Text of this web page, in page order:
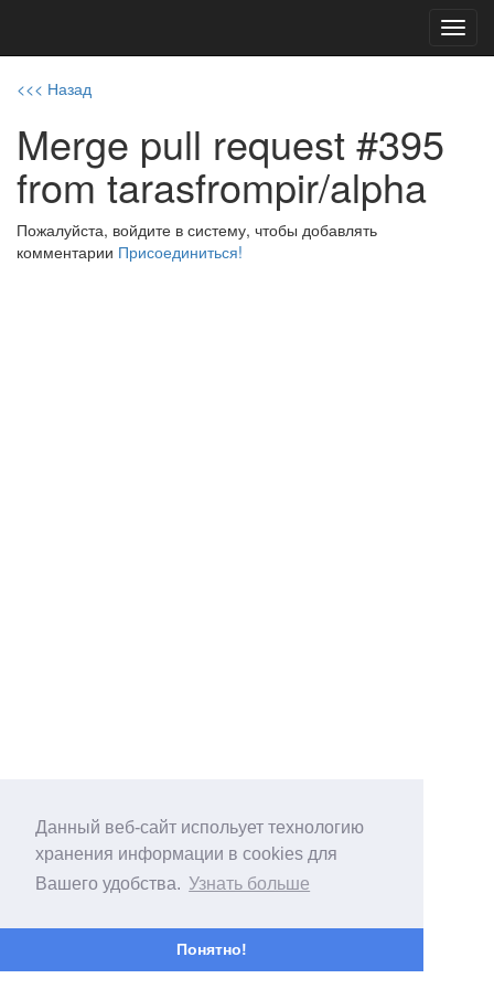
Данный веб-сайт испольует технологию
хранения информации в cookies для
Вашего удобства. Узнать больше
Понятно!
<<< Назад
Merge pull request #395
from tarasfrompir/alpha
Пожалуйста, войдите в систему, чтобы добавлять
комментарии Присоединиться!